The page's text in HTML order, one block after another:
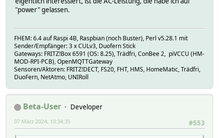
"power" gelassen.
FHEM: 6.4 auf Raspi 4B, Raspbian (noch Buster), Perl v5.28.1 mit
Sender/Empfänger: 3 x CULv3, Duofern Stick
Gateways: FRITZ!Box 6591 (OS: 8.25), Trädfri, ConBee 2, piVCCU (HM-
MOD-RPI-PCB), OpenMQTTGateway
Sensoren/Aktoren: FRITZ!DECT, FS20, FHT, HMS, HomeMatic, Trädfri,
DuoFern, NetAtmo, UNIRoll
Beta-User
Developer
#553
07 März 2024, 10:34:35